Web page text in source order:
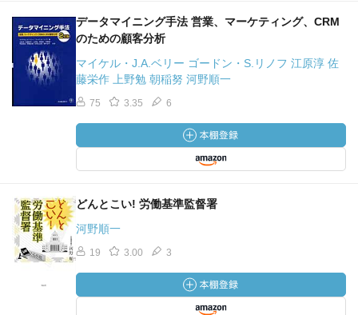
データマイニング手法 営業、マーケティング、CRM
のための顧客分析
マイケル・J.A.ベリー ゴードン・S.リノフ 江原淳 佐
藤栄作 上野勉 朝稲努 河野順一
75 3.35 6
どんとこい! 労働基準監督署
河野順一
19 3.00 3